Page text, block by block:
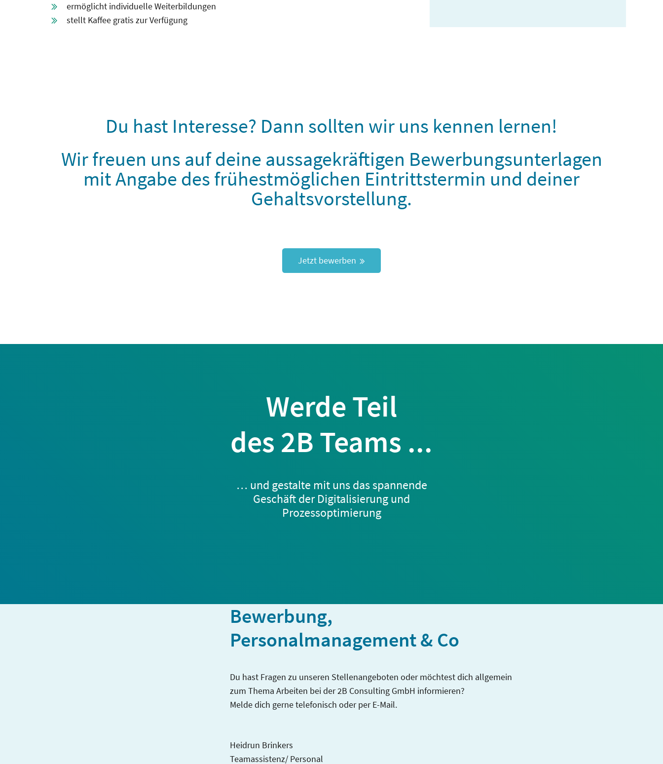
ermöglicht individuelle Weiterbildungen
stellt Kaffee gratis zur Verfügung
Du hast Interesse? Dann sollten wir uns kennen lernen!
Wir freuen uns auf deine aussagekräftigen Bewerbungsunterlagen
mit Angabe des frühestmöglichen Eintrittstermin und deiner
Gehaltsvorstellung.
Jetzt bewerben
Werde Teil
des 2B Teams ...
… und gestalte mit uns das spannende
Geschäft der Digitalisierung und
Prozessoptimierung
Bewerbung,
Personalmanagement & Co
Du hast Fragen zu unseren Stellenangeboten oder möchtest dich allgemein
zum Thema Arbeiten bei der 2B Consulting GmbH informieren?
Melde dich gerne telefonisch oder per E-Mail.
Heidrun Brinkers
Teamassistenz/ Personal